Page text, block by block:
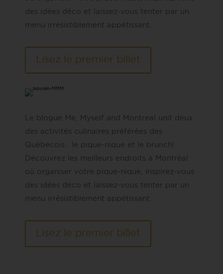
des idées déco et laissez-vous tenter par un
menu irrésistiblement appétissant.
Lisez le premier billet
Le blogue Me, Myself and Montreal unit deux
des activités culinaires préférées des
Québécois : le pique-nique et le brunch!
Découvrez les meilleurs endroits à Montréal
où organiser votre pique-nique, inspirez-vous
des idées déco et laissez-vous tenter par un
menu irrésistiblement appétissant.
Lisez le premier billet